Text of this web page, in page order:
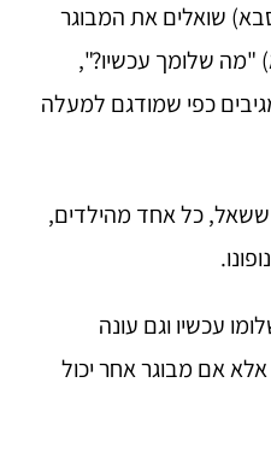
שואלים את המבוגר
שלומך עכשיו?",
כפי שמודגם למעלה
ששאל, כל אחד מהילדים,
עכשיו וגם עונה
אלא אם מבוגר אחר יכול